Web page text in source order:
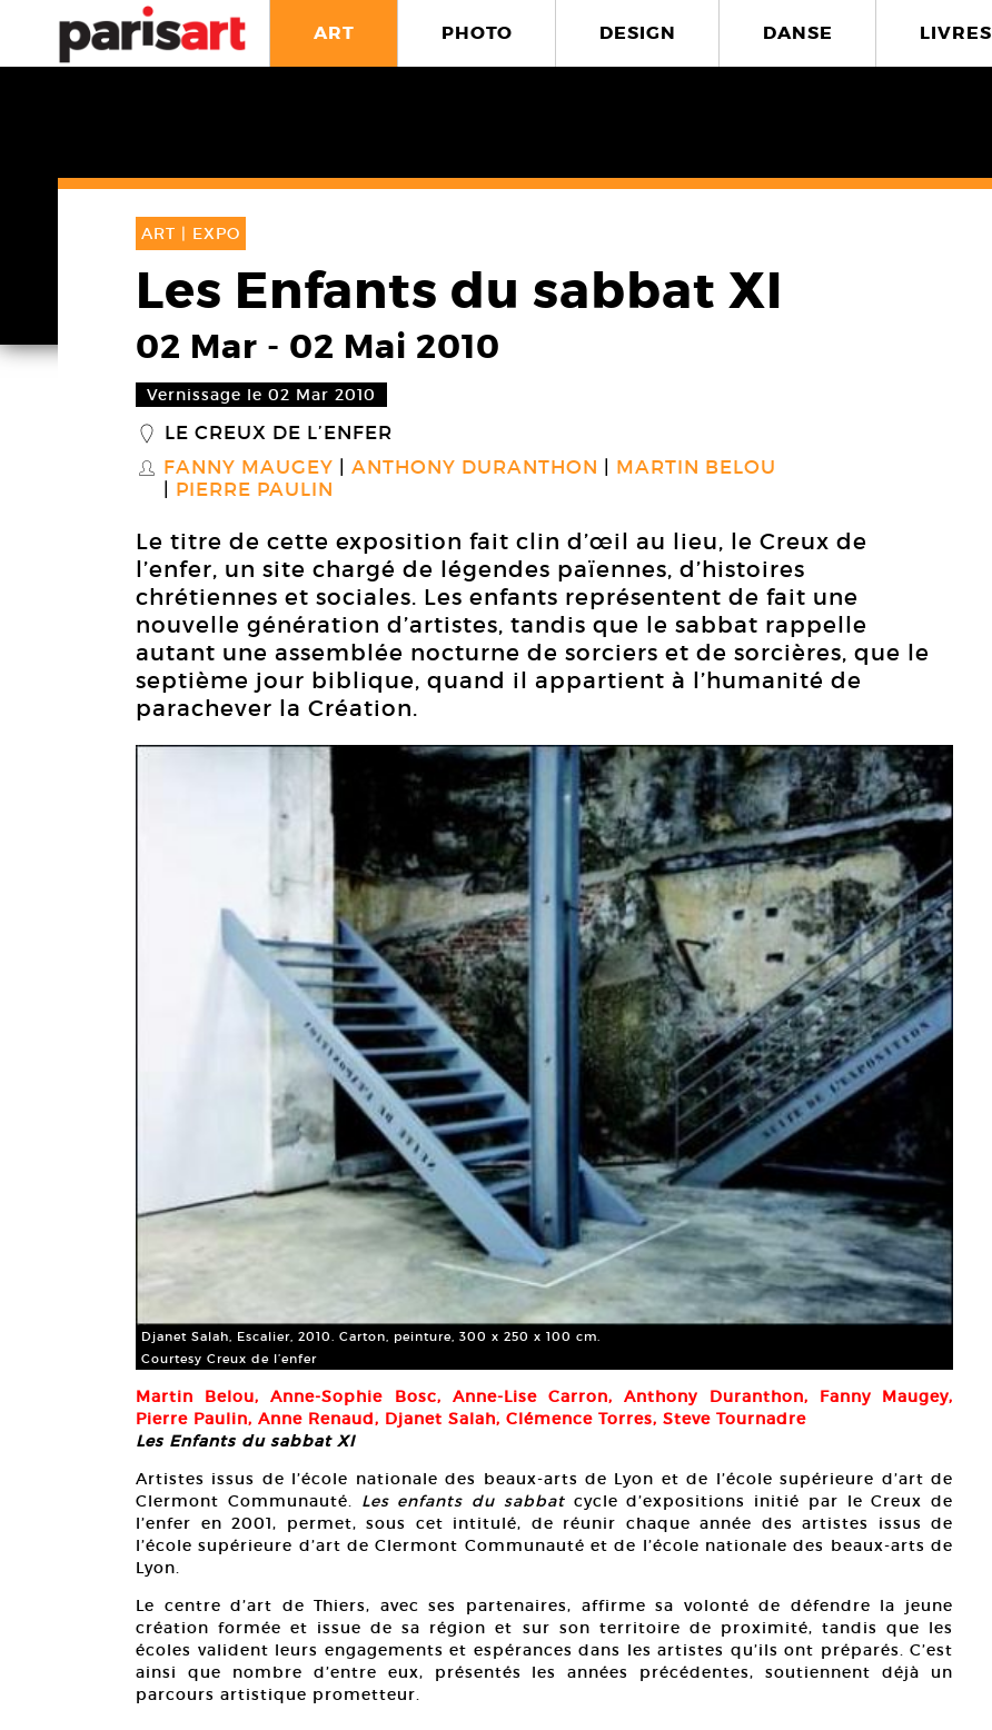
ART PHOTO DESIGN DANSE LIVRES
ART | EXPO
Les Enfants du sabbat XI
02 Mar - 02 Mai 2010
Vernissage le 02 Mar 2010
_ LE CREUX DE L’ENFER
S FANNY MAUGEY ANTHONY DURANTHON
MARTIN BELOU
PIERRE PAULIN
Le titre de cette exposition fait clin d’œil au lieu, le Creux de
l’enfer, un site chargé de légendes païennes, d’histoires
chrétiennes et sociales. Les enfants représentent de fait une
nouvelle génération d’artistes, tandis que le sabbat rappelle
autant une assemblée nocturne de sorciers et de sorcières, que le
septième jour biblique, quand il appartient à l’humanité de
parachever la Création.
Djanet Salah, Escalier, 2010. Carton, peinture, 300 x 250 x 100 cm.
Courtesy Creux de l’enfer
Martin Belou, Anne-Sophie Bosc, Anne-Lise Carron, Anthony Duranthon, Fanny Maugey,
Pierre Paulin, Anne Renaud, Djanet Salah, Clémence Torres, Steve Tournadre
Les Enfants du sabbat XI
Artistes issus de l’école nationale des beaux-arts de Lyon et de l’école supérieure d’art de
Clermont Communauté. Les enfants du sabbatcycle d’expositions initié par le Creux de
l’enfer en 2001, permet, sous cet intitulé, de réunir chaque année des artistes issus de
l’école supérieure d’art de Clermont Communauté et de l’école nationale des beaux-arts de
Lyon.
Le centre d’art de Thiers, avec ses partenaires, affirme sa volonté de défendre la jeune
création formée et issue de sa région et sur son territoire de proximité, tandis que les
écoles valident leurs engagements et espérances dans les artistes qu’ils ont préparés. C’est
ainsi que nombre d’entre eux, présentés les années précédentes, soutiennent déjà un
parcours artistique prometteur.